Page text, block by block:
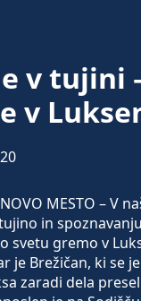
v tujini
v
MESTO – V
in
svetu gremo v
je Brežičan, ki se
zaradi dela